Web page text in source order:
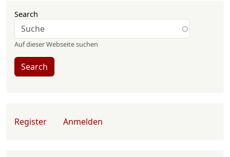
Search
Auf dieser Webseite suchen
Search
User account menu
Register Anmelden